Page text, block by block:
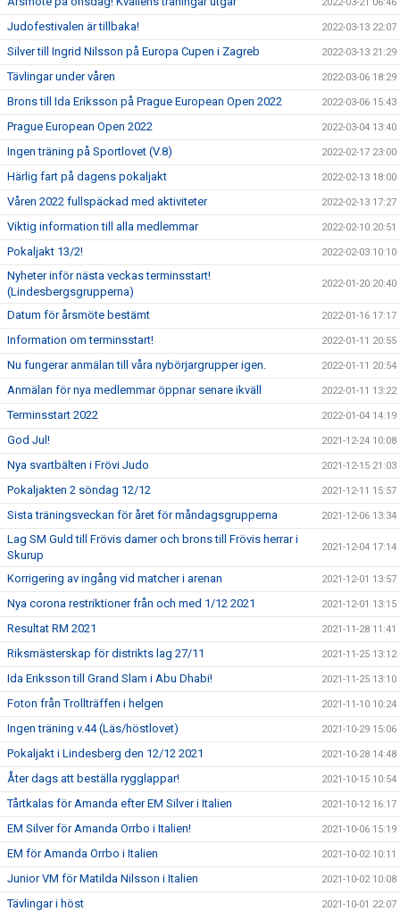
Judofestivalen är tillbaka! 2022-03-13 22:07
Silver till Ingrid Nilsson på Europa Cupen i Zagreb 2022-03-13 21:29
Tävlingar under våren 2022-03-06 18:29
Brons till Ida Eriksson på Prague European Open 2022 2022-03-06 15:43
Prague European Open 2022 2022-03-04 13:40
Ingen träning på Sportlovet (V.8) 2022-02-17 23:00
Härlig fart på dagens pokaljakt 2022-02-13 18:00
Våren 2022 fullspäckad med aktiviteter 2022-02-13 17:27
Viktig information till alla medlemmar 2022-02-10 20:51
Pokaljakt 13/2! 2022-02-03 10:10
Nyheter inför nästa veckas terminsstart!
(Lindesbergsgrupperna)
2022-01-20 20:40
Datum för årsmöte bestämt 2022-01-16 17:17
Information om terminsstart! 2022-01-11 20:55
Nu fungerar anmälan till våra nybörjargrupper igen. 2022-01-11 20:54
Anmälan för nya medlemmar öppnar senare ikväll 2022-01-11 13:22
Terminsstart 2022 2022-01-04 14:19
God Jul! 2021-12-24 10:08
Nya svartbälten i Frövi Judo 2021-12-15 21:03
Pokaljakten 2 söndag 12/12 2021-12-11 15:57
Sista träningsveckan för året för måndagsgrupperna 2021-12-06 13:34
Lag SM Guld till Frövis damer och brons till Frövis herrar i
Skurup
2021-12-04 17:14
Korrigering av ingång vid matcher i arenan 2021-12-01 13:57
Nya corona restriktioner från och med 1/12 2021 2021-12-01 13:15
Resultat RM 2021 2021-11-28 11:41
Riksmästerskap för distrikts lag 27/11 2021-11-25 13:12
Ida Eriksson till Grand Slam i Abu Dhabi! 2021-11-25 13:10
Foton från Trollträffen i helgen 2021-11-10 10:24
Ingen träning v.44 (Läs/höstlovet) 2021-10-29 15:06
Pokaljakt i Lindesberg den 12/12 2021 2021-10-28 14:48
Åter dags att beställa rygglappar! 2021-10-15 10:54
Tårtkalas för Amanda efter EM Silver i Italien 2021-10-12 16:17
EM Silver för Amanda Orrbo i Italien! 2021-10-06 15:19
EM för Amanda Orrbo i Italien 2021-10-02 10:11
Junior VM för Matilda Nilsson i Italien 2021-10-02 10:08
Tävlingar i höst 2021-10-01 22:07